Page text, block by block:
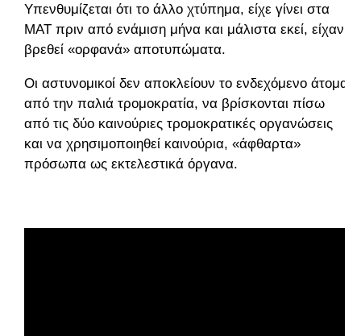
Υπενθυμίζεται ότι το άλλο χτύπημα, είχε γίνει στα
ΜΑΤ πριν από ενάμιση μήνα και μάλιστα εκεί, είχαν
βρεθεί «ορφανά» αποτυπώματα.
Οι αστυνομικοί δεν αποκλείουν το ενδεχόμενο άτομα
από την παλιά τρομοκρατία, να βρίσκονται πίσω
από τις δύο καινούριες τρομοκρατικές οργανώσεις
και να χρησιμοποιηθεί καινούρια, «άφθαρτα»
πρόσωπα ως εκτελεστικά όργανα.